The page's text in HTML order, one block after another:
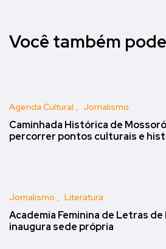
Você também
Agenda Cultural Jornalismo
Caminhada Histórica de
percorrer pontos culturais e
Jornalismo Literatura
Academia Feminina de Letras
inaugura sede própria